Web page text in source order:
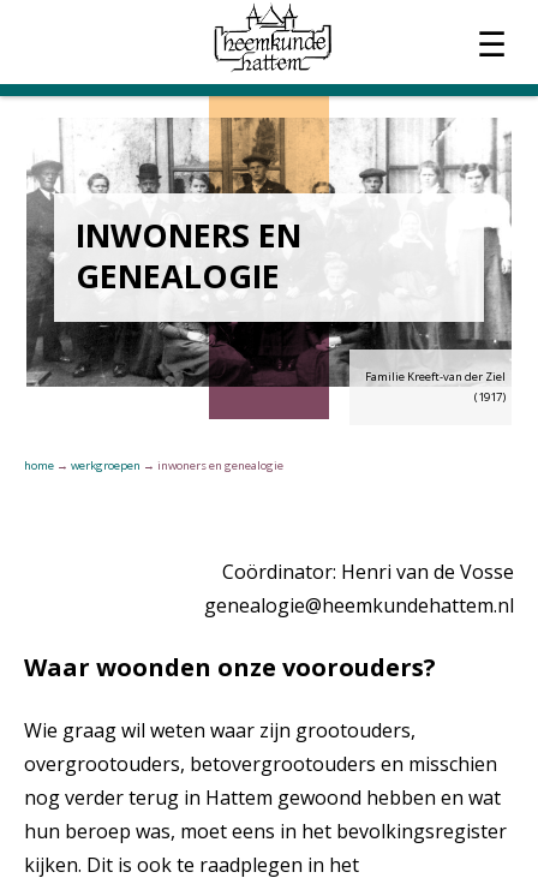
☰
OVER HEEMKUNDE
ACTUEEL
WERKGROEPEN
TIJDSCHRIFT
CONTACT
Familie Kreeft-van der Ziel
(1917)
INWONERS EN
GENEALOGIE
home → werkgroepen → inwoners en genealogie
Coördinator: Henri van de Vosse
genealogie@heemkundehattem.nl
Waar woonden onze voorouders?
Wie graag wil weten waar zijn grootouders,
overgrootouders, betovergrootouders en misschien
nog verder terug in Hattem gewoond hebben en wat
hun beroep was, moet eens in het bevolkingsregister
kijken. Dit is ook te raadplegen in het